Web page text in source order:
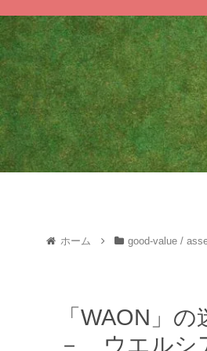
ホーム good-value /
「WAON」
－ ウエルシ